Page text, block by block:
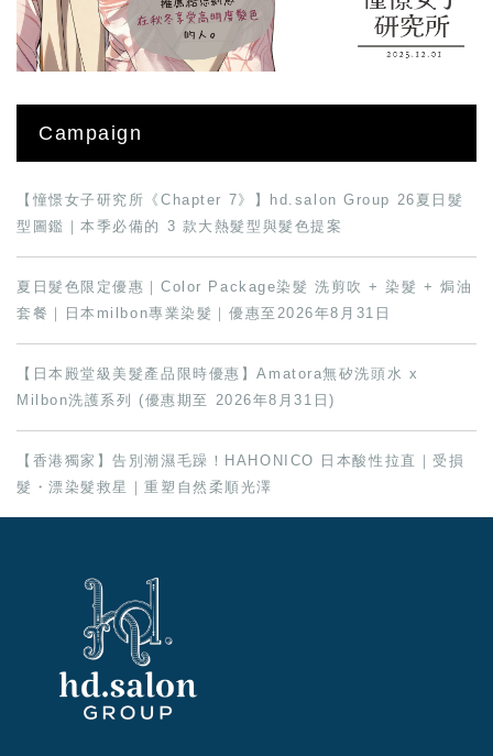
Campaign
【憧憬女子研究所《Chapter 7》】hd.salon Group 26夏日髮
型圖鑑｜本季必備的 3 款大熱髮型與髮色提案
夏日髮色限定優惠｜Color Package染髮 洗剪吹 + 染髮 + 焗油
套餐｜日本milbon專業染髮｜優惠至2026年8月31日
【日本殿堂級美髮產品限時優惠】Amatora無矽洗頭水 x
Milbon洗護系列 (優惠期至 2026年8月31日)
【香港獨家】告別潮濕毛躁！HAHONICO 日本酸性拉直｜受損
髮・漂染髮救星｜重塑自然柔順光澤